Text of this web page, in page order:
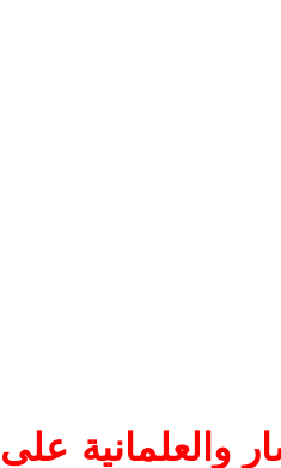
والعلمانية على